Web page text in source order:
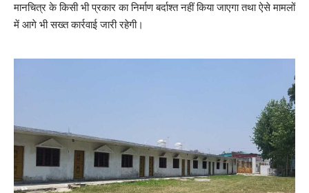
मानचित्र के किसी भी प्रकार का निर्माण बर्दाश्त नहीं किया जाएगा तथा ऐसे मामलों
में आगे भी सख्त कार्रवाई जारी रहेगी।